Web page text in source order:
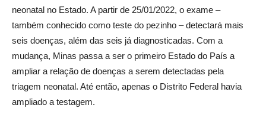
neonatal no Estado. A partir de 25/01/2022, o exame –
também conhecido como teste do pezinho – detectará mais
seis doenças, além das seis já diagnosticadas. Com a
mudança, Minas passa a ser o primeiro Estado do País a
ampliar a relação de doenças a serem detectadas pela
triagem neonatal. Até então, apenas o Distrito Federal havia
ampliado a testagem.